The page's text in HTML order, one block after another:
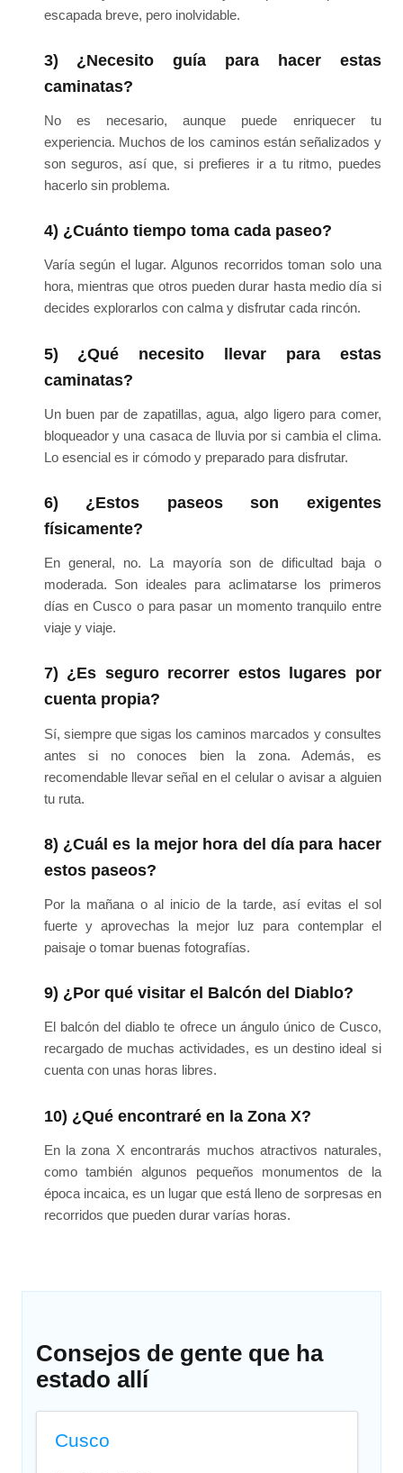
escapada breve, pero inolvidable.
3) ¿Necesito guía para hacer estas
caminatas?
No es necesario, aunque puede enriquecer tu
experiencia. Muchos de los caminos están señalizados y
son seguros, así que, si prefieres ir a tu ritmo, puedes
hacerlo sin problema.
4) ¿Cuánto tiempo toma cada paseo?
Varía según el lugar. Algunos recorridos toman solo una
hora, mientras que otros pueden durar hasta medio día si
decides explorarlos con calma y disfrutar cada rincón.
5) ¿Qué necesito llevar para estas
caminatas?
Un buen par de zapatillas, agua, algo ligero para comer,
bloqueador y una casaca de lluvia por si cambia el clima.
Lo esencial es ir cómodo y preparado para disfrutar.
6) ¿Estos paseos son exigentes
físicamente?
En general, no. La mayoría son de dificultad baja o
moderada. Son ideales para aclimatarse los primeros
días en Cusco o para pasar un momento tranquilo entre
viaje y viaje.
7) ¿Es seguro recorrer estos lugares por
cuenta propia?
Sí, siempre que sigas los caminos marcados y consultes
antes si no conoces bien la zona. Además, es
recomendable llevar señal en el celular o avisar a alguien
tu ruta.
8) ¿Cuál es la mejor hora del día para hacer
estos paseos?
Por la mañana o al inicio de la tarde, así evitas el sol
fuerte y aprovechas la mejor luz para contemplar el
paisaje o tomar buenas fotografías.
9) ¿Por qué visitar el Balcón del Diablo?
El balcón del diablo te ofrece un ángulo único de Cusco,
recargado de muchas actividades, es un destino ideal si
cuenta con unas horas libres.
10) ¿Qué encontraré en la Zona X?
En la zona X encontrarás muchos atractivos naturales,
como también algunos pequeños monumentos de la
época incaica, es un lugar que está lleno de sorpresas en
recorridos que pueden durar varías horas.
Consejos de gente que ha
estado allí
Cusco